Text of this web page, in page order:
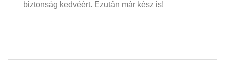
biztonság kedvéért. Ezután már kész is!